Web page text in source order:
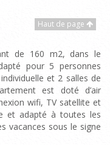
Haut de page
de 160 m2, dans le
pour 5 personnes
et 2 salles de
est doté d’air
wifi, TV satellite et
et adapté à toutes les
vacances sous le signe